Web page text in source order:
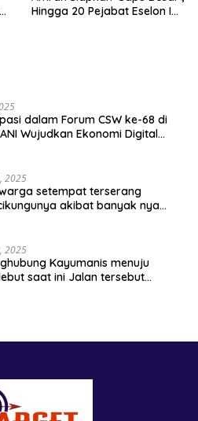
Hingga 20 Pejabat Eselon I
dalam Forum CSW ke-68 di
Wujudkan Ekonomi Digital
2025
setempat terserang
akibat banyak nya
2025
Kayumanis menuju
saat ini Jalan tersebut